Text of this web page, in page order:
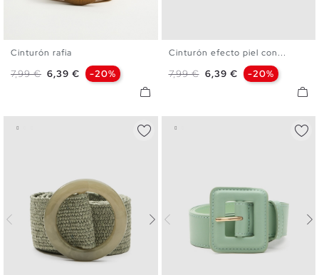
Cinturón rafia
Precio base
7,99 € Precio
6,39 € -20%
Cinturón efecto piel con...
Precio base
7,99 € Precio
6,39 € -20%